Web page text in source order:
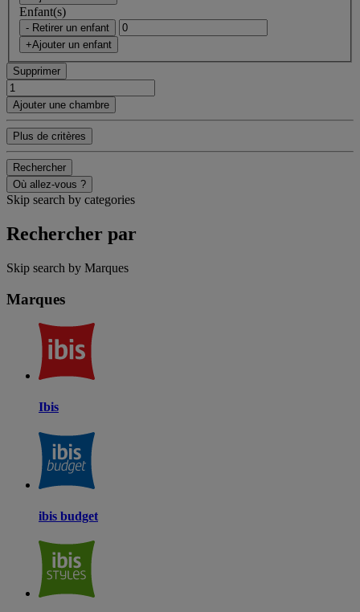
Enfant(s)
- Retirer un enfant
+Ajouter un enfant
Supprimer
Ajouter une chambre
Plus de critères
Rechercher
Où allez-vous ?
Skip search by categories
Rechercher par
Skip search by Marques
Marques
Ibis
ibis budget